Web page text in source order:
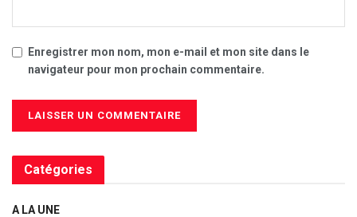
Enregistrer mon nom, mon e-mail et mon site dans le
navigateur pour mon prochain commentaire.
Catégories
A LA UNE